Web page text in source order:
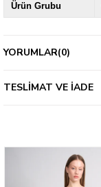
Ürün Grubu
YORUMLAR(0)
TESLIMAT VE İADE